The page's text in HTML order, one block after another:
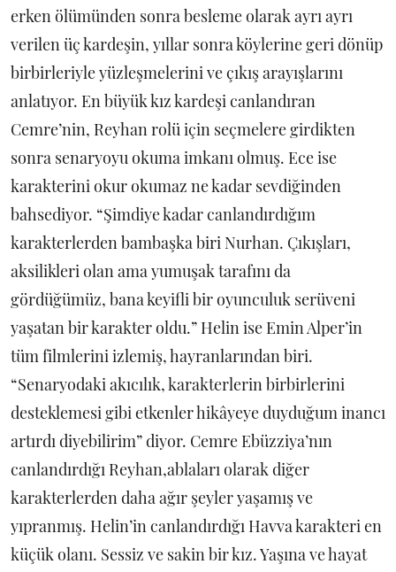
erken ölümünden sonra besleme olarak ayrı ayrı
verilen üç kardeşin, yıllar sonra köylerine geri dönüp
birbirleriyle yüzleşmelerini ve çıkış arayışlarını
anlatıyor. En büyük kız kardeşi canlandıran
Cemre’nin, Reyhan rolü için seçmelere girdikten
sonra senaryoyu okuma imkanı olmuş. Ece ise
karakterini okur okumaz ne kadar sevdiğinden
bahsediyor. “Şimdiye kadar canlandırdığım
karakterlerden bambaşka biri Nurhan. Çıkışları,
aksilikleri olan ama yumuşak tarafını da
gördüğümüz, bana keyifli bir oyunculuk serüveni
yaşatan bir karakter oldu.” Helin ise Emin Alper’in
tüm filmlerini izlemiş, hayranlarından biri.
“Senaryodaki akıcılık, karakterlerin birbirlerini
desteklemesi gibi etkenler hikâyeye duyduğum inancı
artırdı diyebilirim” diyor. Cemre Ebüzziya’nın
canlandırdığı Reyhan,ablaları olarak diğer
karakterlerden daha ağır şeyler yaşamış ve
yıpranmış. Helin’in canlandırdığı Havva karakteri en
küçük olanı. Sessiz ve sakin bir kız. Yaşına ve hayat